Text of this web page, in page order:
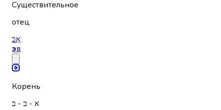
Существительное
отец
אֵב
эв
Корень
א - ב - ב